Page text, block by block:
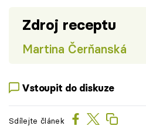
Zdroj receptu
Martina Čerňanská
Vstoupit do diskuze
Sdílejte článek